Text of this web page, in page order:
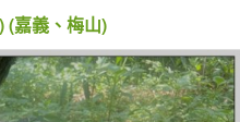
(嘉義、梅山)